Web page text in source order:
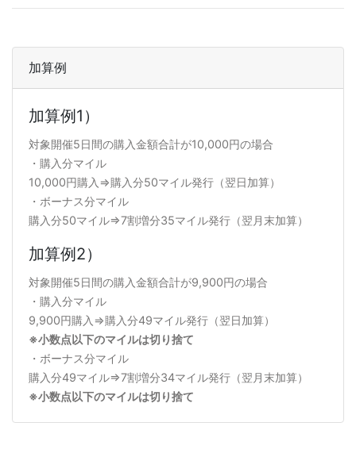
加算例
加算例1）
対象開催5日間の購入金額合計が10,000円の場合
・購入分マイル
10,000円購入⇒購入分50マイル発行（翌日加算）
・ボーナス分マイル
購入分50マイル⇒7割増分35マイル発行（翌月末加算）
加算例2）
対象開催5日間の購入金額合計が9,900円の場合
・購入分マイル
9,900円購入⇒購入分49マイル発行（翌日加算）
※小数点以下のマイルは切り捨て
・ボーナス分マイル
購入分49マイル⇒7割増分34マイル発行（翌月末加算）
※小数点以下のマイルは切り捨て